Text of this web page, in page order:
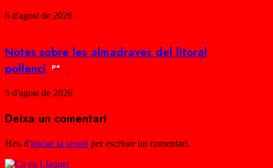
6 d'agost de 2026
Notes sobre les almadraves del litoral
pollencí
p+
5 d'agost de 2026
Deixa un comentari
Heu d'iniciar la sessió per escriure un comentari.